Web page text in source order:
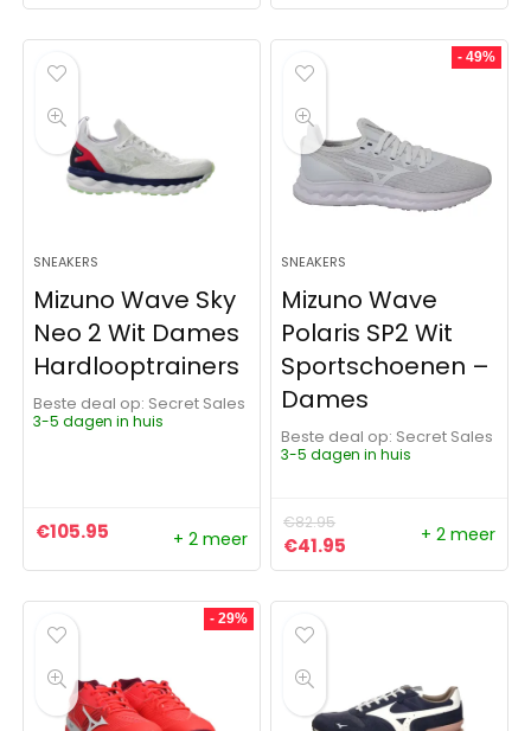
SNEAKERS
Mizuno Wave Sky
Neo 2 Wit Dames
Hardlooptrainers
Beste deal op:
Secret Sales
3-5 dagen in huis
€105.95 + 2 meer
- 49%
SNEAKERS
Mizuno Wave
Polaris SP2 Wit
Sportschoenen –
Dames
Beste deal op:
Secret Sales
3-5 dagen in huis
€82.95
Oorspronkelijke prijs was:
€41.95 Huidige prijs is:
+ 2 meer
- 29%